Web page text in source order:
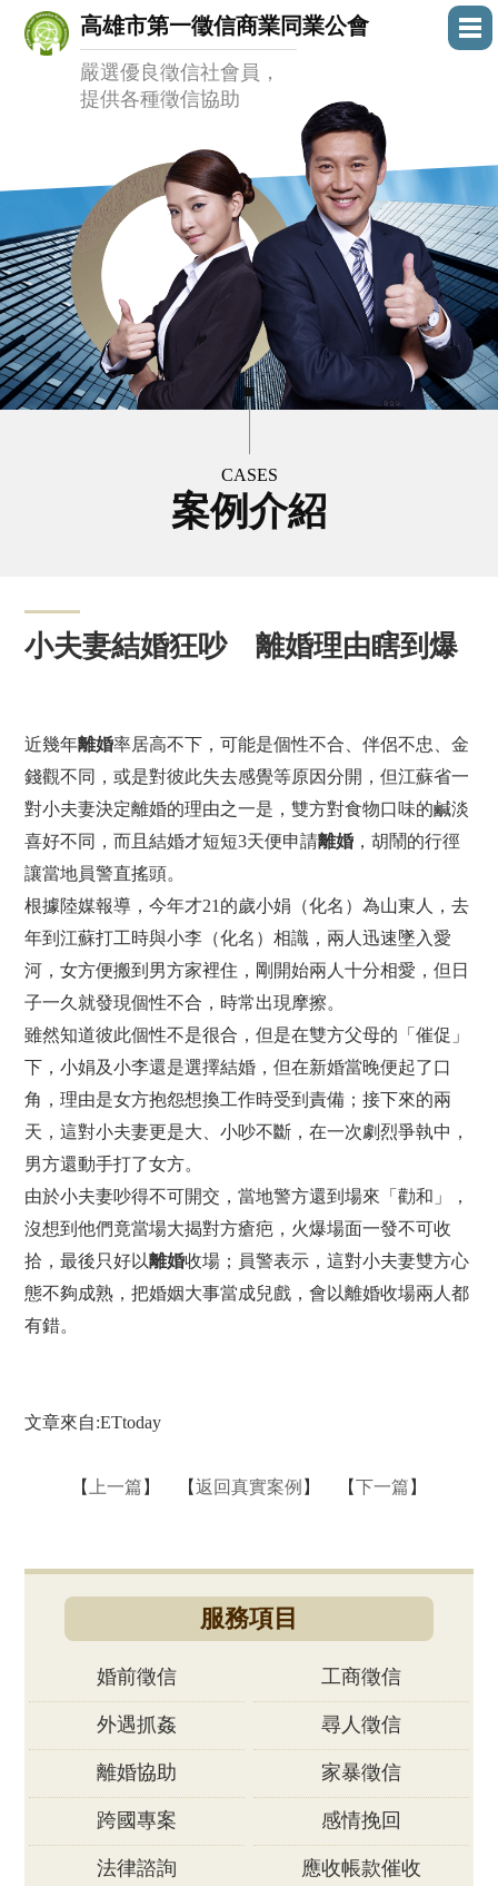
高雄市第一徵信商業同業公會
嚴選優良徵信社會員，
提供各種徵信協助
CASES
案例介紹
小夫妻結婚狂吵 離婚理由瞎到爆
近幾年離婚率居高不下，可能是個性不合、伴侶不忠、金
錢觀不同，或是對彼此失去感覺等原因分開，但江蘇省一
對小夫妻決定離婚的理由之一是，雙方對食物口味的鹹淡
喜好不同，而且結婚才短短3天便申請離婚 ，胡鬧的行徑
讓當地員警直搖頭。
根據陸媒報導，今年才21的歲小娟（化名）為山東人，去
年到江蘇打工時與小李（化名）相識，兩人迅速墜入愛
河，女方便搬到男方家裡住，剛開始兩人十分相愛，但日
子一久就發現個性不合，時常出現摩擦。
雖然知道彼此個性不是很合，但是在雙方父母的「催促」
下，小娟及小李還是選擇結婚，但在新婚當晚便起了口
角，理由是女方抱怨想換工作時受到責備；接下來的兩
天，這對小夫妻更是大、小吵不斷，在一次劇烈爭執中，
男方還動手打了女方。
由於小夫妻吵得不可開交，當地警方還到場來「勸和」，
沒想到他們竟當場大揭對方瘡疤，火爆場面一發不可收
拾，最後只好以離婚收場；員警表示，這對小夫妻雙方心
態不夠成熟，把婚姻大事當成兒戲，會以離婚收場兩人都
有錯。
文章來自:ETtoday
【 上一篇 】 【返回真實案例 】 【下一篇 】
服務項目
婚前徵信 工商徵信
外遇抓姦 尋人徵信
離婚協助 家暴徵信
跨國專案 感情挽回
法律諮詢 應收帳款催收